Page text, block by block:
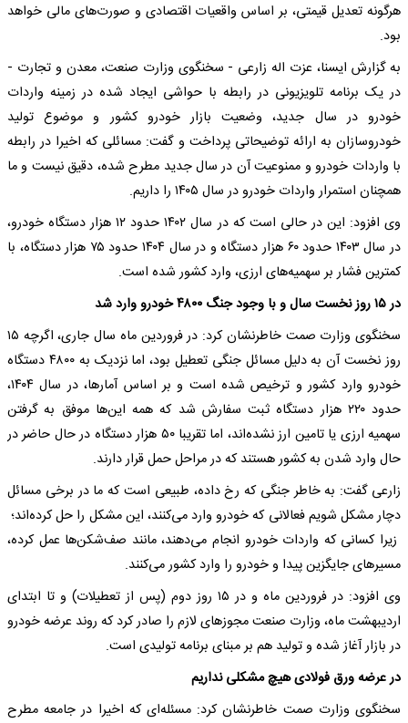
هرگونه تعدیل قیمتی، بر اساس واقعیات اقتصادی و صورت‌های مالی خواهد
بود.
به گزارش ایسنا، عزت اله زارعی - سخنگوی وزارت صنعت، معدن و تجارت -
در یک برنامه تلویزیونی در رابطه با حواشی ایجاد شده در زمینه واردات
خودرو در سال جدید، وضعیت بازار خودرو کشور و موضوع تولید
خودروسازان به ارائه توضیحاتی پرداخت و گفت: مسائلی که اخیرا در رابطه
با واردات خودرو و ممنوعیت آن در سال جدید مطرح شده، دقیق نیست و ما
همچنان استمرار واردات خودرو در سال ۱۴۰۵ را داریم.
وی افزود: این در حالی است که در سال ۱۴۰۲ حدود ۱۲ هزار دستگاه خودرو،
در سال ۱۴۰۳ حدود ۶۰ هزار دستگاه و در سال ۱۴۰۴ حدود ۷۵ هزار دستگاه، با
کمترین فشار بر سهمیه‌های ارزی، وارد کشور شده است.
در ۱۵ روز نخست سال و با وجود جنگ ۴۸۰۰ خودرو وارد شد
سخنگوی وزارت صمت خاطرنشان کرد: در فروردین ماه سال جاری، اگرچه ۱۵
روز نخست آن به دلیل مسائل جنگی تعطیل بود، اما نزدیک به ۴۸۰۰ دستگاه
خودرو وارد کشور و ترخیص شده است و بر اساس آمارها، در سال ۱۴۰۴،
حدود ۲۲۰ هزار دستگاه ثبت سفارش شد که همه این‌ها موفق به گرفتن
سهمیه ارزی یا تامین ارز نشده‌اند، اما تقریبا ۵۰ هزار دستگاه در حال حاضر در
حال وارد شدن به کشور هستند که در مراحل حمل قرار دارند.
زارعی گفت: به خاطر جنگی که رخ داده، طبیعی است که ما در برخی مسائل
دچار مشکل شویم فعالانی که خودرو وارد می‌کنند، این مشکل را حل کرده‌اند؛
زیرا کسانی که واردات خودرو انجام می‌دهند، مانند صف‌شکن‌ها عمل کرده،
مسیرهای جایگزین پیدا و خودرو را وارد کشور می‌کنند.
وی افزود: در فروردین ماه و در ۱۵ روز دوم (پس از تعطیلات) و تا ابتدای
اردیبهشت ماه، وزارت صنعت مجوزهای لازم را صادر کرد که روند عرضه خودرو
در بازار آغاز شده و تولید هم بر مبنای برنامه تولیدی است.
در عرضه ورق فولادی هیچ مشکلی نداریم
سخنگوی وزارت صمت خاطرنشان کرد: مسئله‌ای که اخیرا در جامعه مطرح